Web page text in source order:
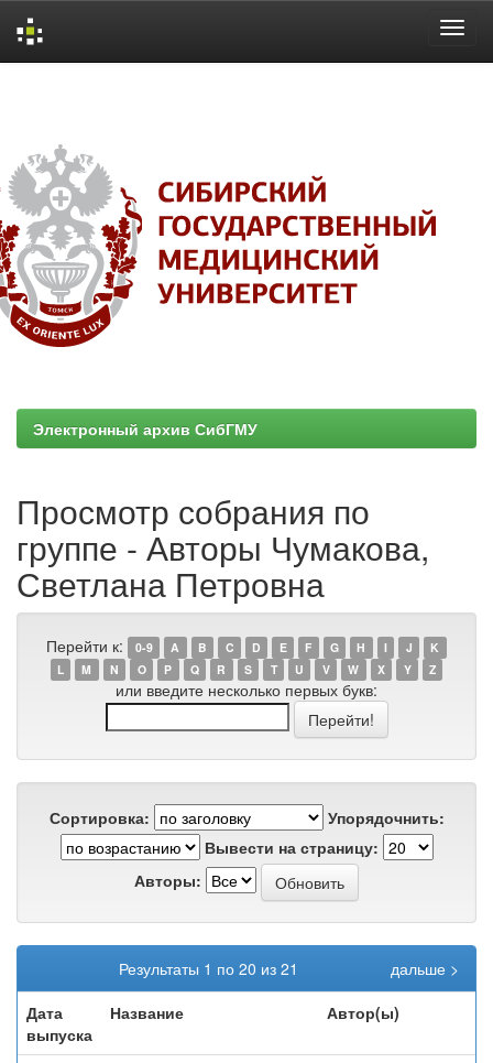
Электронный архив СибГМУ
Просмотр собрания по
группе - Авторы Чумакова,
Светлана Петровна
Перейти к: 0-9 A B C D E F G H I J
K
L
M N O P Q R S T U V W X Y Z
или введите несколько первых букв:
Сортировка:
Упорядочнить:
Вывести на страницу:
Авторы:
Результаты 1 по 20 из 21
дальше >
Дата
выпуска
Название Автор(ы)